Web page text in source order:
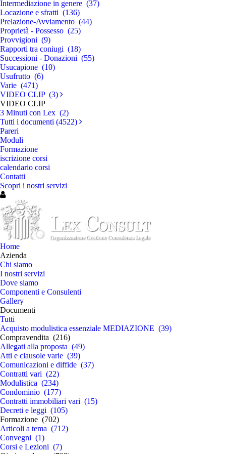
Intermediazione in genere (37)
Locazione e sfratti (136)
Prelazione-Avviamento (44)
Proprietà - Possesso (25)
Provvigioni (9)
Rapporti tra coniugi (18)
Successioni - Donazioni (55)
Usucapione (10)
Usufrutto (6)
Varie (471)
VIDEO CLIP (3)
VIDEO CLIP
3 Minuti con Lex (2)
Tutti i documenti (4522)
Pareri
Moduli
Formazione
iscrizione corsi
calendario corsi
Contatti
Scopri i nostri servizi
Home
Azienda
Chi siamo
I nostri servizi
Dove siamo
Componenti e Consulenti
Gallery
Documenti
Tutti
Acquisto modulistica essenziale MEDIAZIONE (39)
Compravendita (216)
Allegati alla proposta (49)
Atti e clausole varie (39)
Comunicazioni e diffide (37)
Contratti vari (22)
Modulistica (234)
Condominio (177)
Contratti immobiliari vari (15)
Decreti e leggi (105)
Formazione (702)
Articoli a tema (712)
Convegni (1)
Corsi e Lezioni (7)